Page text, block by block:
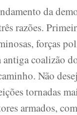
da
razões.
forças
antiga coalizão
Não
tornadas
armados,